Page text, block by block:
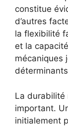
constitue
d’autres
la flexibilité
et la
mécaniques
La durabilité
important.
initialement